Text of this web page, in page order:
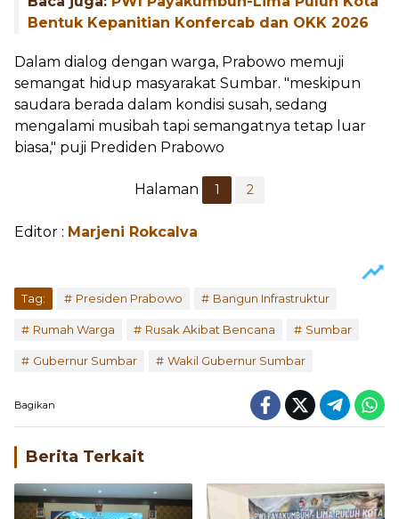
Bentuk Kepanitian Konfercab dan OKK 2026
Dalam dialog dengan warga, Prabowo memuji
semangat hidup masyarakat Sumbar. "meskipun
saudara berada dalam kondisi susah, sedang
mengalami musibah tapi semangatnya tetap luar
biasa," puji Prediden Prabowo
Halaman 1 2
Editor : Marjeni Rokcalva
Tag: Presiden Prabowo Bangun Infrastruktur
Rumah Warga Rusak Akibat Bencana Sumbar
Gubernur Sumbar Wakil Gubernur Sumbar
Bagikan
Berita Terkait